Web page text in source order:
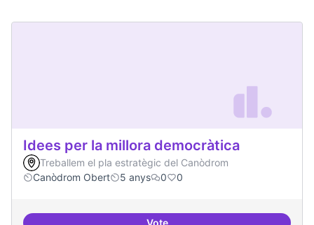
Idees per la millora democràtica
Treballem el pla estratègic del Canòdrom
Canòdrom Obert
5 anys 0 0